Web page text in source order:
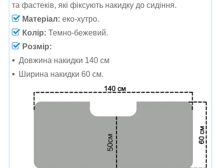
та фастеків, які фіксують накидку до сидіння.
Матеріал: еко-хутро.
Колір: Темно-бежевий.
Розмір:
Довжина накидки 140 см
Ширина накидки 60 см.